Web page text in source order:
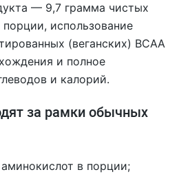
— 9,7 грамма чистых
использование
(веганских) BCAA
и полное
и калорий.
за рамки обычных
в порции;